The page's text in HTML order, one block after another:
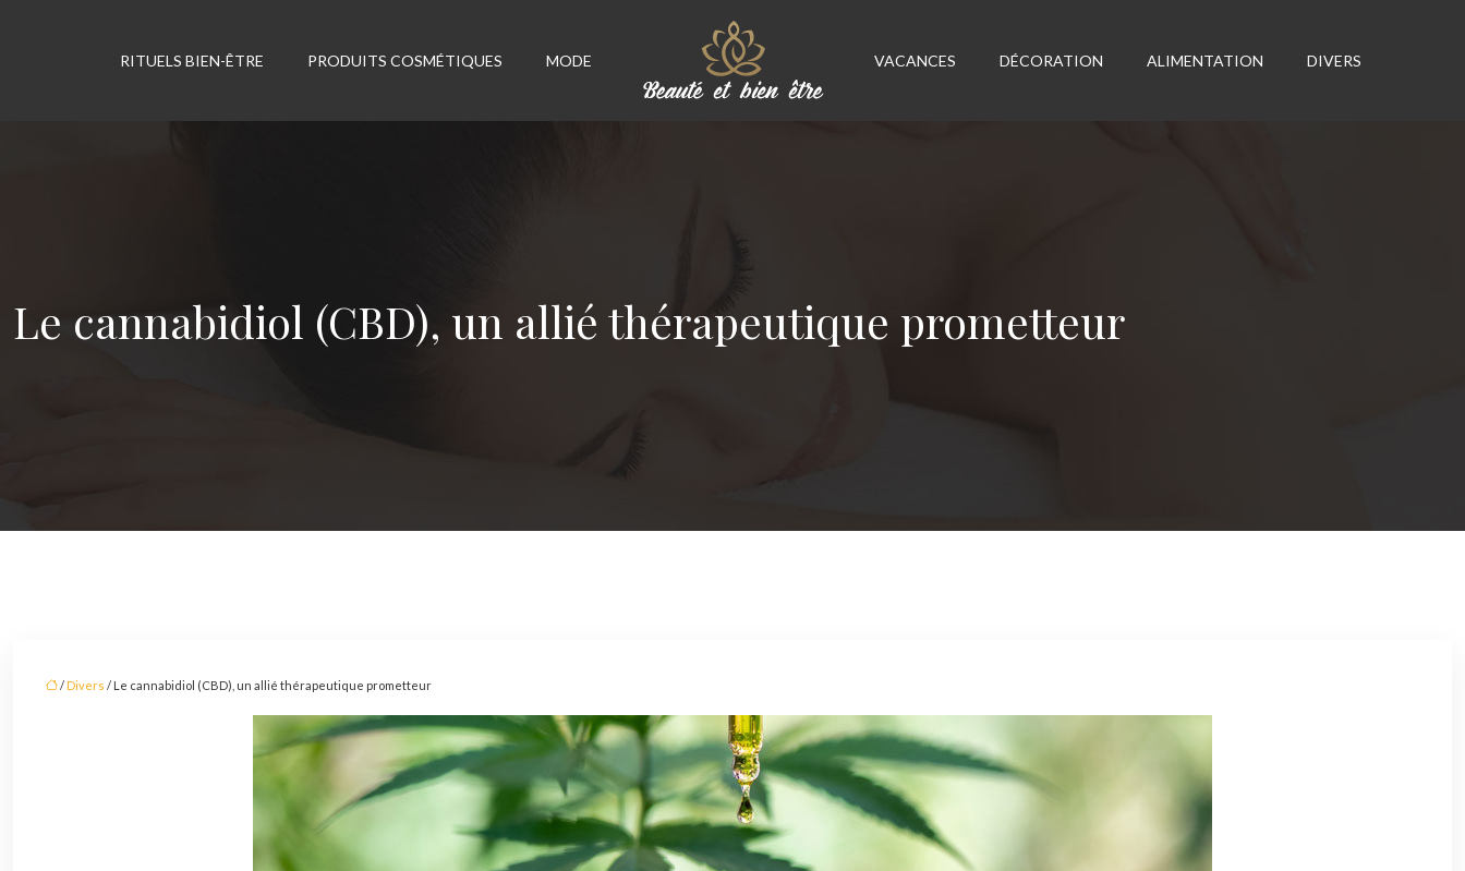
MODE
PRODUITS COSMÉTIQUES
RITUELS BIEN-ÊTRE VACANCES DÉCORATION ALIMENTATION DIVERS
Le cannabidiol (CBD), un allié thérapeutique prometteur
/ Divers / Le cannabidiol (CBD), un allié thérapeutique prometteur